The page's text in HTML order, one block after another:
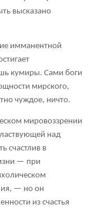
высказано
имманентной
кумиры. Сами боги
мирского,
чуждое, ничто.
мировоззрении
над
счастлив в
— при
— но он
из счастья